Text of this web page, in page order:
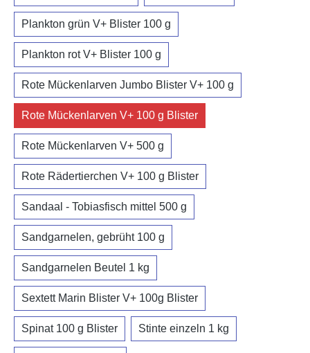
Plankton grün V+ Blister 100 g
Plankton rot V+ Blister 100 g
Rote Mückenlarven Jumbo Blister V+ 100 g
Rote Mückenlarven V+ 100 g Blister
Rote Mückenlarven V+ 500 g
Rote Rädertierchen V+ 100 g Blister
Sandaal - Tobiasfisch mittel 500 g
Sandgarnelen, gebrüht 100 g
Sandgarnelen Beutel 1 kg
Sextett Marin Blister V+ 100g Blister
Spinat 100 g Blister Stinte einzeln 1 kg